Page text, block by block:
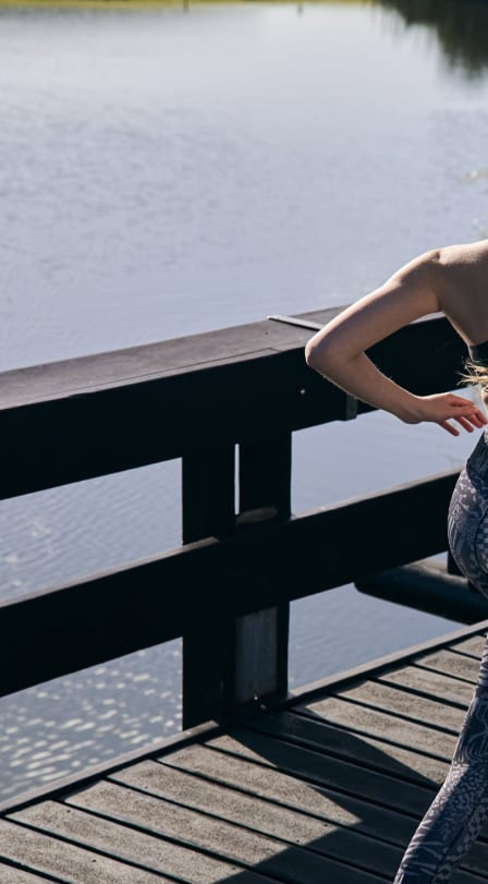
STIAMO SPOSTANDO IL BLOG…
ma dai un'occhiata alle funzionalità nell'app adidas Running: ti
iniziare a correre!